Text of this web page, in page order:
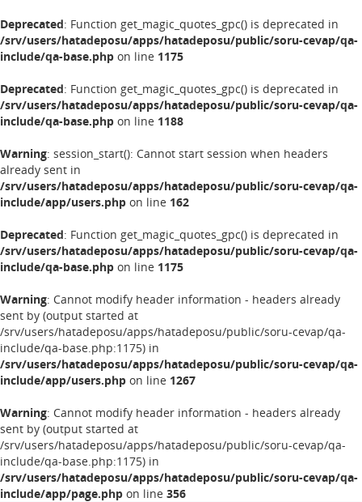
Deprecated: Function get_magic_quotes_gpc() is deprecated in
/srv/users/hatadeposu/apps/hatadeposu/public/soru-cevap/qa-
include/qa-base.php on line 1175
Deprecated: Function get_magic_quotes_gpc() is deprecated in
/srv/users/hatadeposu/apps/hatadeposu/public/soru-cevap/qa-
include/qa-base.php on line 1188
Warning: session_start(): Cannot start session when headers
already sent in
/srv/users/hatadeposu/apps/hatadeposu/public/soru-cevap/qa-
include/app/users.php on line 162
Deprecated: Function get_magic_quotes_gpc() is deprecated in
/srv/users/hatadeposu/apps/hatadeposu/public/soru-cevap/qa-
include/qa-base.php on line 1175
Warning: Cannot modify header information - headers already
sent by (output started at
/srv/users/hatadeposu/apps/hatadeposu/public/soru-cevap/qa-
include/qa-base.php:1175) in
/srv/users/hatadeposu/apps/hatadeposu/public/soru-cevap/qa-
include/app/users.php on line 1267
Warning: Cannot modify header information - headers already
sent by (output started at
/srv/users/hatadeposu/apps/hatadeposu/public/soru-cevap/qa-
include/qa-base.php:1175) in
/srv/users/hatadeposu/apps/hatadeposu/public/soru-cevap/qa-
include/app/page.php on line 356